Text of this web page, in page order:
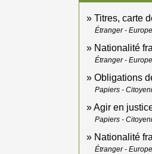
Titres, carte
Étranger - Europe
Nationalité
Étranger - Europe
Obligations
Papiers -
Agir en
Papiers -
Nationalité
Étranger - Europe